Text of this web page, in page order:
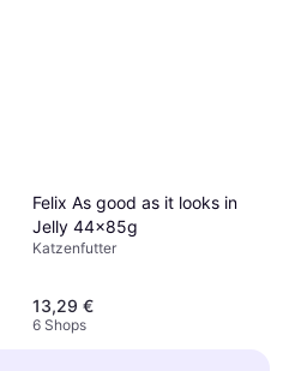
Felix As good as it looks in
Jelly 44x85g
Katzenfutter
13,29 €
6 Shops